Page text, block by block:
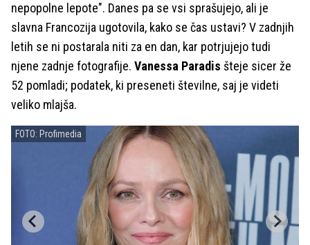
nepopolne lepote". Danes pa se vsi sprašujejo, ali je
slavna Francozija ugotovila, kako se čas ustavi? V zadnjih
letih se ni postarala niti za en dan, kar potrjujejo tudi
njene zadnje fotografije. Vanessa Paradis šteje sicer že
52 pomladi; podatek, ki preseneti številne, saj je videti
veliko mlajša.
FOTO: Profimedia